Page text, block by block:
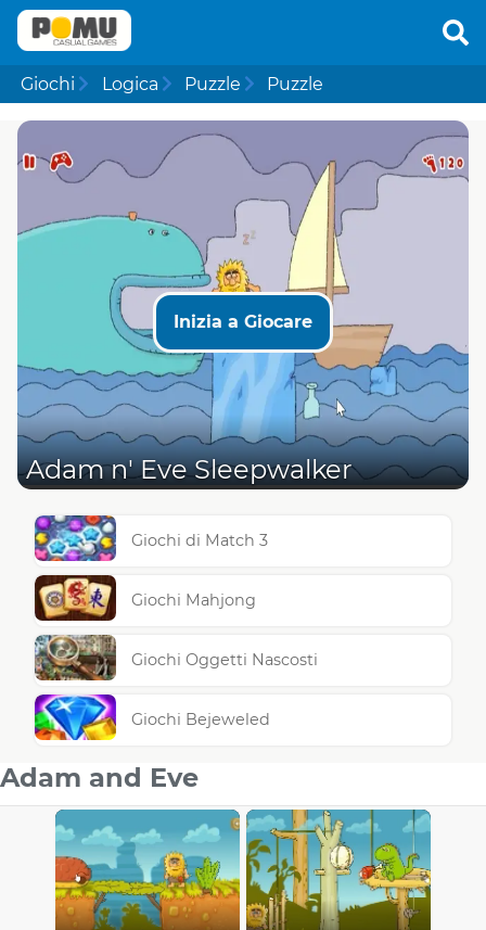
Giochi Logica Puzzle Puzzle
Inizia a Giocare
Adam n' Eve Sleepwalker
Giochi di Match 3
Giochi Mahjong
Giochi Oggetti Nascosti
Giochi Bejeweled
Adam and Eve